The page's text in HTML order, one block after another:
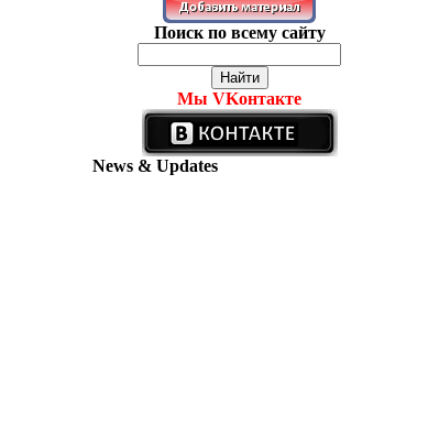
Поиск по всему сайту
Мы VKонтакте
News & Updates